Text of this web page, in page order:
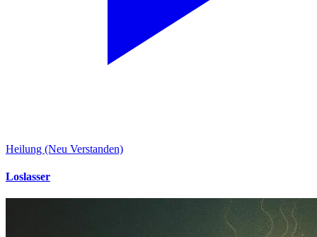
Heilung (Neu Verstanden)
Loslasser